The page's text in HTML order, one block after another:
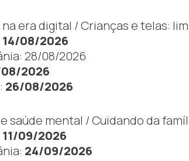
era digital / Crianças e telas:
14/08/2026
28/08/2026
2026
26/08/2026
saúde mental / Cuidando da
11/09/2026
24/09/2026